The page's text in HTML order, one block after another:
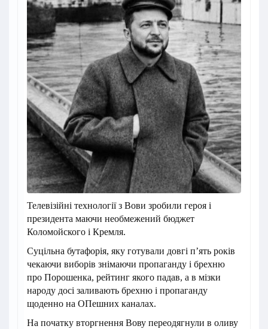
Телевізійні технології з Вови зробили героя і
президента маючи необмежений бюджет
Коломойского і Кремля.
Суцільна бутафорія, яку готували довгі пʼять років
чекаючи виборів знімаючи пропаганду і брехню
про Порошенка, рейтинг якого падав, а в мізки
народу досі заливають брехню і пропаганду
щоденно на ОПешних каналах.
На початку вторгнення Вову переодягнули в оливу